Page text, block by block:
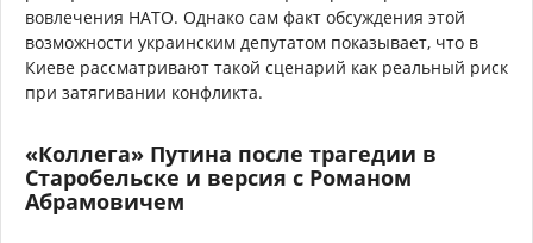
вовлечения НАТО. Однако сам факт обсуждения этой
возможности украинским депутатом показывает, что в
Киеве рассматривают такой сценарий как реальный риск
при затягивании конфликта.
«Коллега» Путина после трагедии в
Старобельске и версия с Романом
Абрамовичем